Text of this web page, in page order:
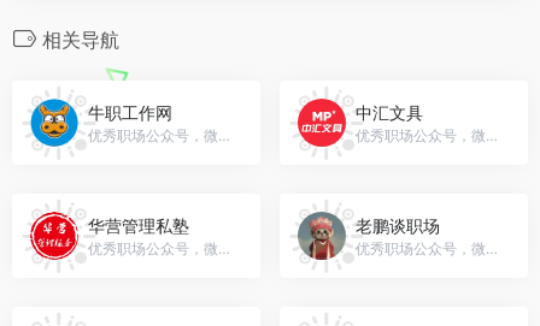
相关导航
牛职工作网
优秀职场公众号，微信号：niuzhiwang520
中汇文具
优秀职场公众号，微信号：madridpapel
华营管理私塾
优秀职场公众号，微信号：hyglssh
老鹏谈职场
优秀职场公众号，微信号：gh_a0f80cf80117